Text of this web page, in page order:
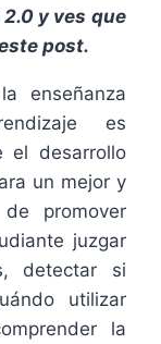
y ves que
post.
enseñanza
es
el desarrollo
un mejor y
promover
juzgar
detectar si
utilizar
la